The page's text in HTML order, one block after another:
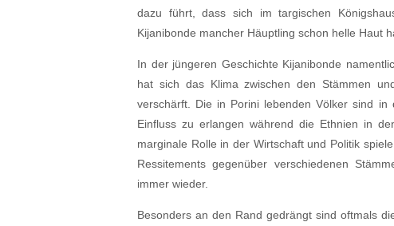
dazu führt, dass sich im targischen
Kijanibonde mancher Häuptling schon helle Haut
In der jüngeren Geschichte Kijanibonde
hat sich das Klima zwischen den Stämmen
verschärft. Die in Porini lebenden Völker sind in
Einfluss zu erlangen während die Ethnien in
marginale Rolle in der Wirtschaft und Politik
Ressitements gegenüber verschiedenen
immer wieder.
Besonders an den Rand gedrängt sind oftmals